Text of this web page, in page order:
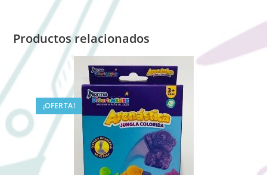
Productos relacionados
¡OFERTA!